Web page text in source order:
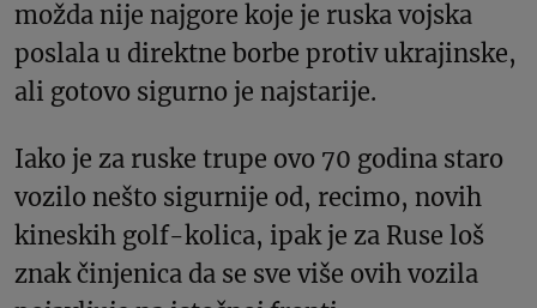
možda nije najgore koje je ruska vojska
poslala u direktne borbe protiv ukrajinske,
ali gotovo sigurno je najstarije.
Iako je za ruske trupe ovo 70 godina staro
vozilo nešto sigurnije od, recimo, novih
kineskih golf-kolica, ipak je za Ruse loš
znak činjenica da se sve više ovih vozila